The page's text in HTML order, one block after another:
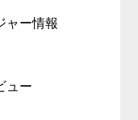
ャー情報
ュー